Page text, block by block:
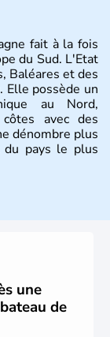
fait à la fois
du Sud. L'Etat
Baléares et des
possède un
au Nord,
avec des
dénombre plus
pays le plus
avant J.C et
L'Espagne
de l'Europe au
ans. Madrid
appartenu au
intègre
une
de